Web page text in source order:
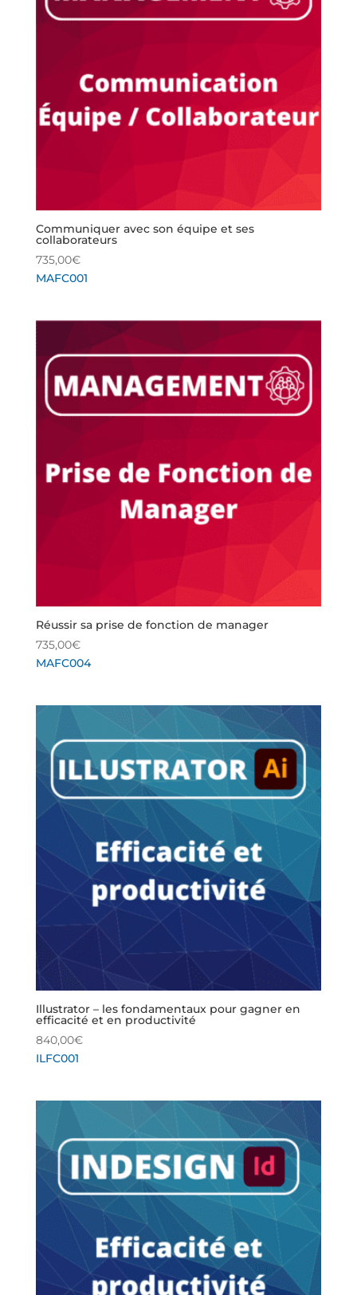
Communiquer avec son équipe et ses
collaborateurs
735,00€
MAFC001
Réussir sa prise de fonction de manager
735,00€
MAFC004
Illustrator – les fondamentaux pour gagner en
efficacité et en productivité
840,00€
ILFC001